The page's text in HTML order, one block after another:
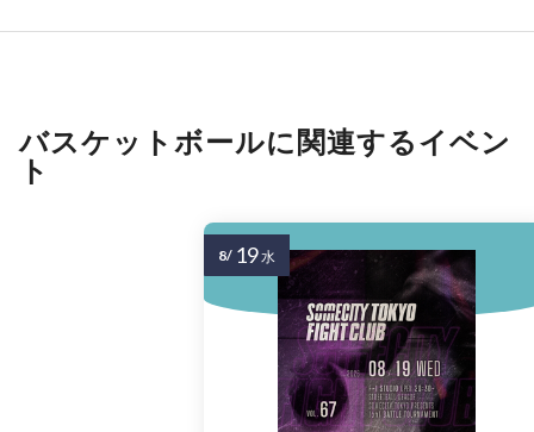
バスケットボールに関連するイベン
ト
8/ 19水